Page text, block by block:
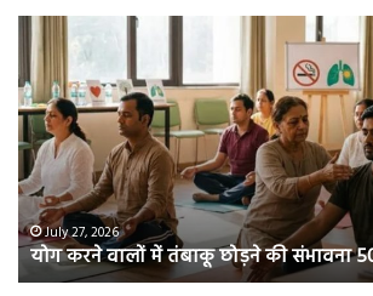
करने
वालों
में
तंबाकू
छोड़ने
की
संभावना
50%
तक
बढ़ी
July 27, 2026
योग करने वालों में तंबाकू छोड़ने की संभावना